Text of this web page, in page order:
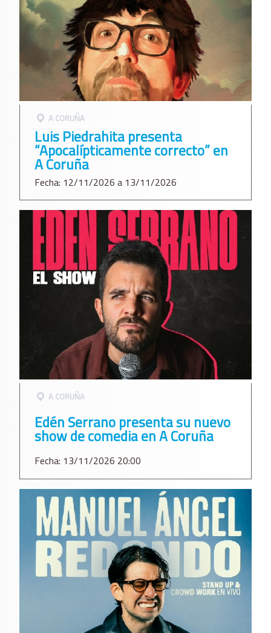
A CORUÑA
Luis Piedrahita presenta
“Apocalípticamente correcto” en
A Coruña
Fecha: 12/11/2026 a 13/11/2026
A CORUÑA
Edén Serrano presenta su nuevo
show de comedia en A Coruña
Fecha: 13/11/2026 20:00